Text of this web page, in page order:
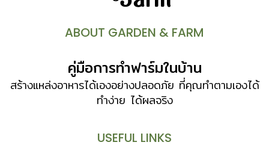
ABOUT GARDEN & FARM
คู่มือการทำฟาร์มในบ้าน
สร้างแหล่งอาหารได้เองอย่างปลอดภัย ที่คุณทำตามเองได้
ทำง่าย ได้ผลจริง
USEFUL LINKS